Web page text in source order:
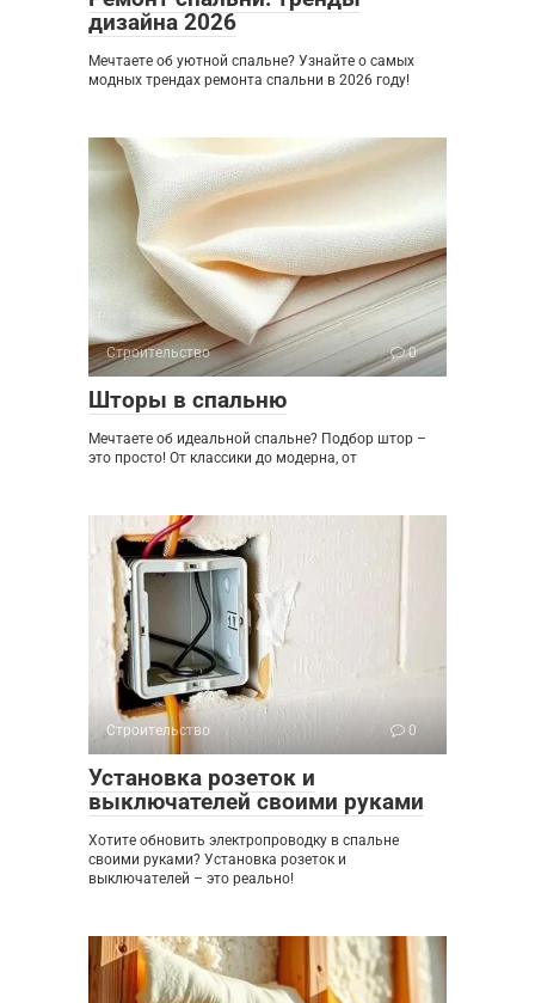
дизайна 2026
Мечтаете об уютной спальне? Узнайте о самых
модных трендах ремонта спальни в 2026 году!
Строительство 0
Шторы в спальню
Мечтаете об идеальной спальне? Подбор штор –
это просто! От классики до модерна, от
Строительство 0
Установка розеток и
выключателей своими руками
Хотите обновить электропроводку в спальне
своими руками? Установка розеток и
выключателей – это реально!